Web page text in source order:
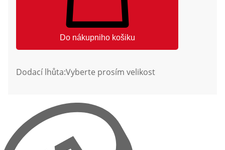
Do nákupniho košiku
Dodací lhůta:Vyberte prosím velikost